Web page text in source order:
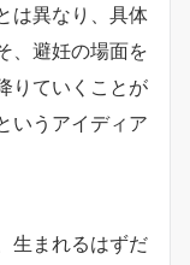
は異なり、具体
、避妊の場面を
りていくことが
いうアイディア
生まれるはずだ